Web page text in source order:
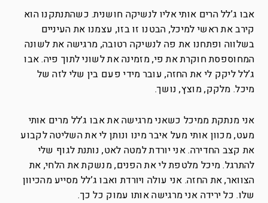
אבו ג’לל הרים אותי אליו לנשיקה חושנית. כשהתנתקנו הוא
קירב את ראשי למיכל, הבטנו זו בזו, עצמנו את העיניים
בשלווה ופתחנו את פה לנשיקה רטובה, מרגישה את לשונה
המחוספסת חוקרת את פי, מזמינה את לשוני לתוך פיה. אבו
ג’לל ליקק לי את החזה, עובר מידי פעם בין שלי לזה של
מיכל. מלקק, מוצץ, נושך.
אני מנתקת ממיכל כשאני מרגישה את אבו ג’לל מרים אותי
מעט, מכוון אותי מעל איבר מינו ונותן לי את השליטה לקבוע
את קצב החדירה. אני יורדת למטה לאט, נותנת לגוף שלי
להתרגל. מיכל מלטפת לי את הפנים, מנשקת את הלחי, את
הצוואר, את החזה. אני עולה ויורדת ואבו ג’לל מסייע מהכיוון
שלו. כל ירידה אני מרגישה אותו עמוק כל כך.